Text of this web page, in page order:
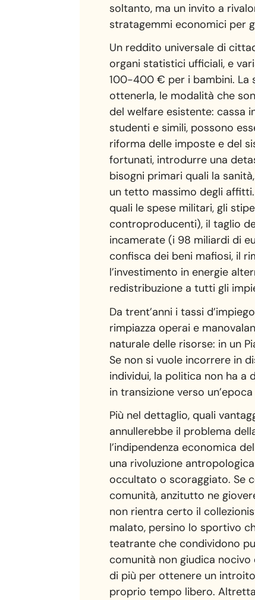
soltanto, ma un invito a
stratagemmi economici per
Un reddito universale di
organi statistici ufficiali, e
100-400 € per i bambini. La
ottenerla, le modalità che
del welfare esistente: cassa
studenti e simili, possono
riforma delle imposte e del
fortunati, introdurre una
bisogni primari quali la
un tetto massimo degli
quali le spese militari, gli
controproducenti), il taglio
incamerate (i 98 miliardi di
confisca dei beni mafiosi, il
l’investimento in energie
redistribuzione a tutti gli
Da trent’anni i tassi
rimpiazza operai e
naturale delle risorse: in un
Se non si vuole incorrere in
individui, la politica non ha
in transizione verso
Più nel dettaglio, quali
annullerebbe il problema
l’indipendenza economica
una rivoluzione
occultato o scoraggiato. Se
comunità, anzitutto ne
non rientra certo il
malato, persino lo sportivo
teatrante che condividono
comunità non giudica
di più per ottenere un
proprio tempo libero.